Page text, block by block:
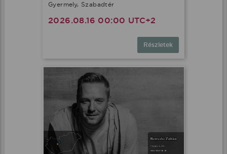
Gyermely, Szabadtér
2026.08.16 00:00 UTC+2
Részletek